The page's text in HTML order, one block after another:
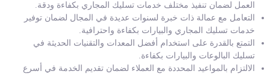
العمل لضمان تنفيذ مختلف خدمات تسليك المجاري بكفاءة ودقة.
التعامل مع عمالة ذات خبرة لسنوات عديدة في المجال لضمان توفير
خدمات تسليك المجاري والبيارات بكفاءة واحترافية.
التمتع بالقدرة على استخدام أفضل المعدات والتقنيات الحديثة في
تسليك البالوعات والبيارات بكفاءة.
الالتزام بالمواعيد المحددة مع العملاء لضمان تقديم الخدمة في أسرع